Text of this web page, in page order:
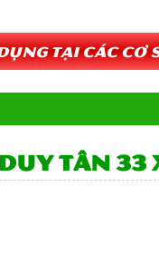
tại các cơ
TÂN 33